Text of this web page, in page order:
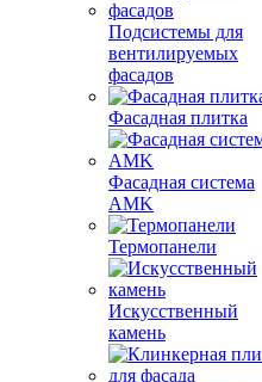
Подсистемы для
вентилируемых
фасадов
Фасадная плитка
Фасадная система
AMK
Термопанели
Искусственный
камень